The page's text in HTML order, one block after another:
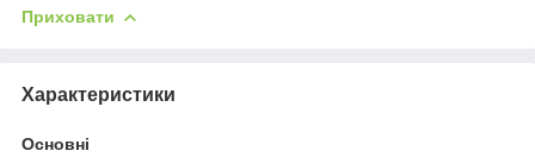
Приховати
Характеристики
Основні